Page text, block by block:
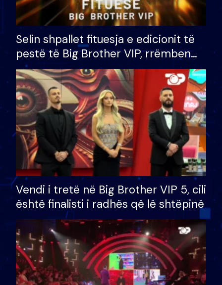
Selin shpallet fituesja e edicionit të
pestë të Big Brother VIP, rrëmben
çmimin e madh prej 100 mijë eurosh
Vendi i tretë në Big Brother VIP 5, cili
është finalisti i radhës që lë shtëpinë